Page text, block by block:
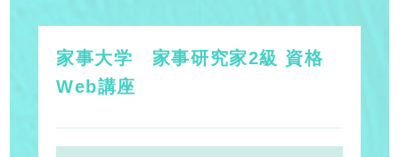
家事大学 家事研究家2級 資格
Web講座